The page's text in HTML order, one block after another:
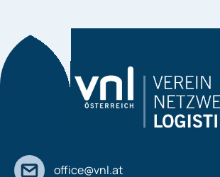
office@vnl.at